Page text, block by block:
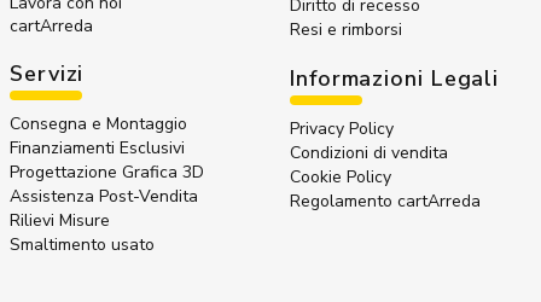
cartArreda
Servizi
Consegna e Montaggio
Finanziamenti Esclusivi
Progettazione Grafica 3D
Assistenza Post-Vendita
Rilievi Misure
Smaltimento usato
Diritto di recesso
Resi e rimborsi
Informazioni Legali
Privacy Policy
Condizioni di vendita
Cookie Policy
Regolamento cartArreda